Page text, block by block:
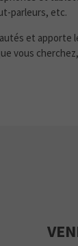
parleurs, etc.
et apporte
vous